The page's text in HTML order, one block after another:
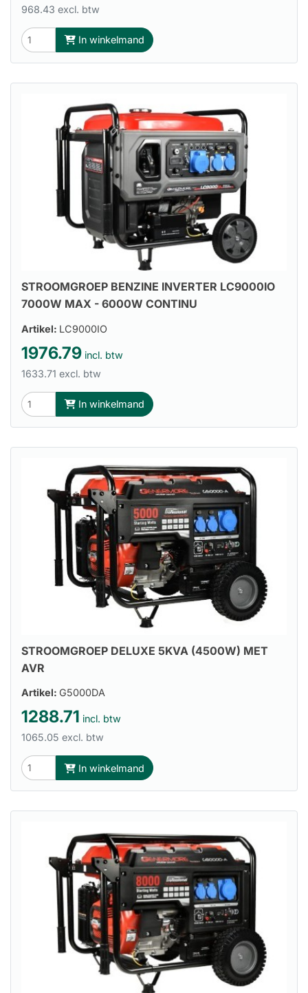
968.43 excl. btw
In winkelmand
STROOMGROEP BENZINE INVERTER LC9000IO
7000W MAX - 6000W CONTINU
Artikel: LC9000IO
1976.79 incl. btw
1633.71 excl. btw
In winkelmand
STROOMGROEP DELUXE 5KVA (4500W) MET
AVR
Artikel: G5000DA
1288.71 incl. btw
1065.05 excl. btw
In winkelmand